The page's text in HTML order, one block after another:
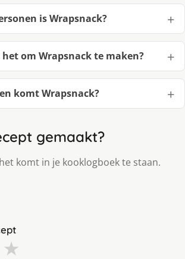
is Wrapsnack?
om Wrapsnack te maken?
komt Wrapsnack?
gemaakt?
komt in je kooklogboek te staan.
★